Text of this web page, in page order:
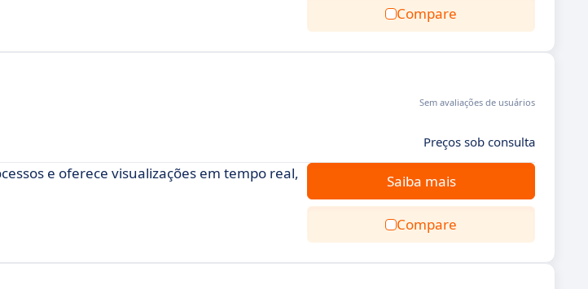
Compare
Sem avaliações de usuários
Preços sob consulta
e oferece visualizações em tempo real,
Saiba mais
Compare